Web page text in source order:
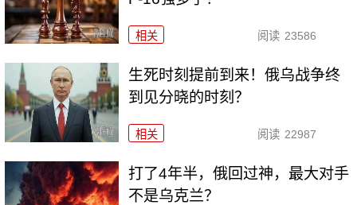
相关 阅读 23586
生死时刻提前到来！俄乌战争终
到见分晓的时刻？
相关 阅读 22987
打了4年半，俄回过神，最大对手
不是乌克兰？